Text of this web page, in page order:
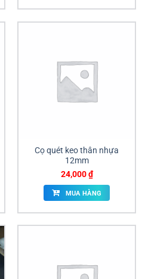
Cọ quét keo thân nhựa
12mm
24,000₫
MUA HÀNG